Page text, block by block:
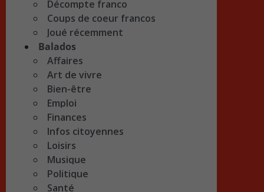
Décompte franco
Coups de coeur francos
Joué récemment
Balados
Affaires
Art de vivre
Bien-être
Emploi
Finances
Infos citoyennes
Loisirs
Musique
Politique
Santé